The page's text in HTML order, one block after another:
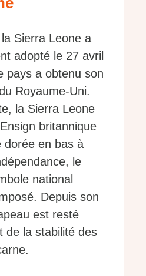
Sierra Leone a
adopté le 27 avril
pays a obtenu son
Royaume-Uni.
la Sierra Leone
britannique
dorée en bas à
le
national
Depuis son
est resté
de la stabilité des